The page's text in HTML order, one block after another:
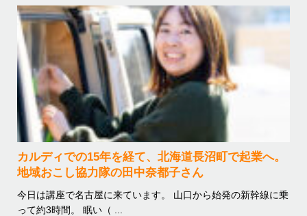
カルディでの15年を経て、北海道長沼町で起業へ。
地域おこし協力隊の田中奈都子さん
今日は講座で名古屋に来ています。 山口から始発の新幹線に乗
って約3時間。 眠い（ ...